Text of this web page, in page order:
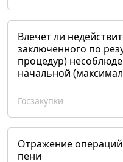
Влечет ли
заключенного по
процедур)
начальной
Госзакупки
Отражение
пени